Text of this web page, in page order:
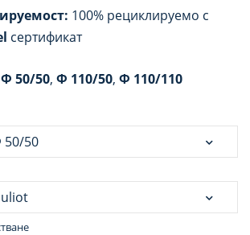
100% рециклируемо с
сертификат
Ф 50/50, Ф 110/50, Ф 110/110